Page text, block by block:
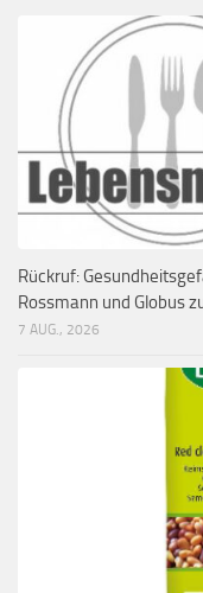
Rückruf:
Rossmann und Globus
7 AUG., 2026